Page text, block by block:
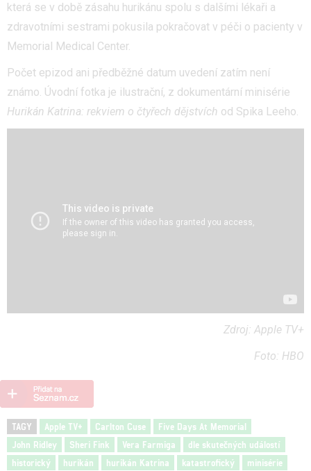
která se v době zásahu hurikánu spolu s dalšími lékaři a
zdravotními sestrami pokusila pokračovat v péči o pacienty v
Memorial Medical Center.
Počet epizod ani předběžné datum uvedení zatím není
známo. Úvodní fotka je ilustrační, z dokumentární minisérie
Hurikán Katrina: rekviem o čtyřech dějstvích od Spika Leeho.
Zdroj: Apple TV+
Foto: HBO
TAGY Apple TV+ Carlton Cuse
Five Days At Memorial
John Ridley
Sheri Fink Vera Farmiga
dle skutečných událostí
historický
hurikán hurikán Katrina katastrofický minisérie